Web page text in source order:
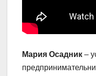
Мария Осадник –